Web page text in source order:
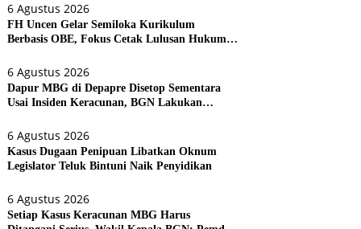
6 Agustus 2026
FH Uncen Gelar Semiloka Kurikulum
Berbasis OBE, Fokus Cetak Lulusan Hukum
6 Agustus 2026
Dapur MBG di Depapre Disetop Sementara
Usai Insiden Keracunan, BGN Lakukan
6 Agustus 2026
Kasus Dugaan Penipuan Libatkan Oknum
Legislator Teluk Bintuni Naik Penyidikan
6 Agustus 2026
Setiap Kasus Keracunan MBG Harus